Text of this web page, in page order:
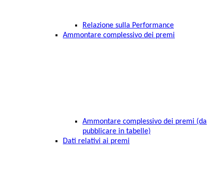
Relazione sulla Performance
Ammontare complessivo dei premi
Ammontare complessivo dei premi (da
pubblicare in tabelle)
Dati relativi ai premi